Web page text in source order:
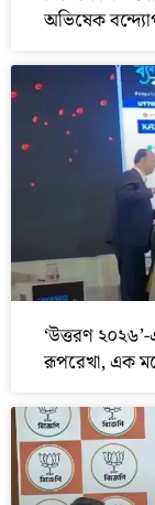
অভিষেক
‘উত্তরণ
রূপরেখা, এক